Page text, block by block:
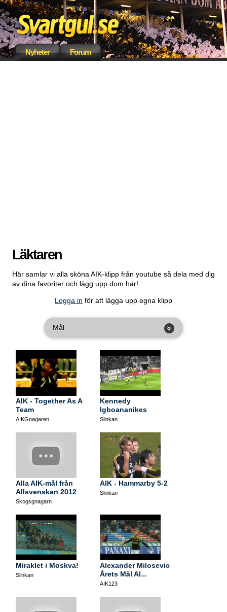
Nyheter Forum
Läktaren
Här samlar vi alla sköna AIK-klipp från youtube så dela med dig
av dina favoriter och lägg upp dom här!
Logga in för att lägga upp egna klipp
Mål
AIK - Together As A
Team
AIKGnagaren
Kennedy
Igboananikes
drömmål 2013
Slinkan
Alla AIK-mål från
Allsvenskan 2012
Skogsgnagarn
AIK - Hammarby 5-2
Slinkan
Miraklet i Moskva!
Slinkan
Alexander Milosevic
Årets Mål Al...
AIK123